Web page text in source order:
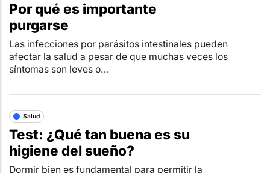
Por qué es importante
purgarse
Las infecciones por parásitos intestinales pueden
afectar la salud a pesar de que muchas veces los
síntomas son leves o...
Salud
Test: ¿Qué tan buena es su
higiene del sueño?
Dormir bien es fundamental para permitir la